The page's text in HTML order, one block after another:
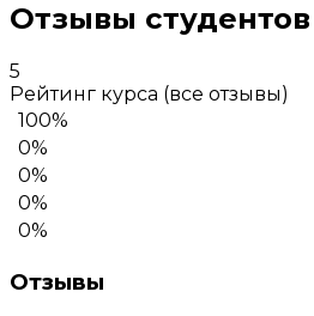
Отзывы студентов
5
Рейтинг курса (все отзывы)
100%
0%
0%
0%
0%
Отзывы